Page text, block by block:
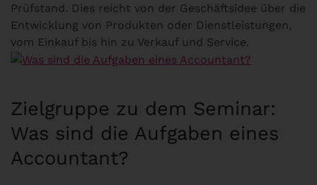
Prüfstand. Dies reicht von der Geschäftsidee über die
Entwicklung von Produkten oder Dienstleistungen,
vom Einkauf bis hin zu Verkauf und Service.
Zielgruppe zu dem Seminar:
Was sind die Aufgaben eines
Accountant?